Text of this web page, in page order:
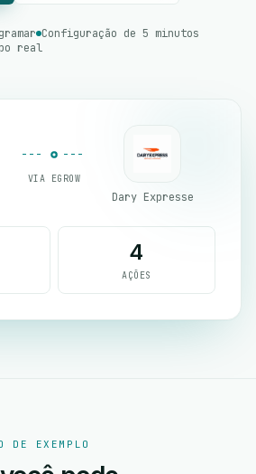
Configuração de 5 minutos
real
VIA EGROW
Dary Expresse
4
AÇÕES
DE EXEMPLO